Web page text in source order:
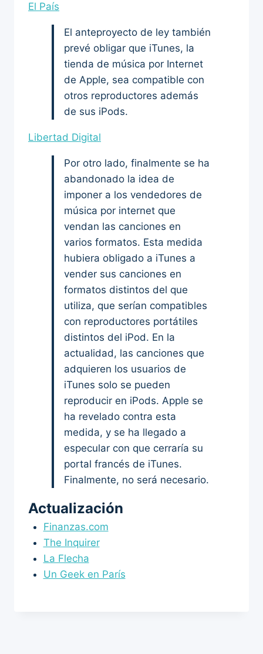
El País
El anteproyecto de ley también
prevé obligar que iTunes, la
tienda de música por Internet
de Apple, sea compatible con
otros reproductores además
de sus iPods.
Libertad Digital
Por otro lado, finalmente se ha
abandonado la idea de
imponer a los vendedores de
música por internet que
vendan las canciones en
varios formatos. Esta medida
hubiera obligado a iTunes a
vender sus canciones en
formatos distintos del que
utiliza, que serían compatibles
con reproductores portátiles
distintos del iPod. En la
actualidad, las canciones que
adquieren los usuarios de
iTunes solo se pueden
reproducir en iPods. Apple se
ha revelado contra esta
medida, y se ha llegado a
especular con que cerraría su
portal francés de iTunes.
Finalmente, no será necesario.
Actualización
Finanzas.com
The Inquirer
La Flecha
Un Geek en París